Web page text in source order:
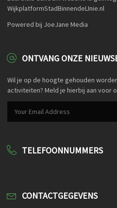
WijkplatformStadBinnendeLInie.nl
Powered bij JoeJane Media
ONTVANG ONZE
Wil je op de hoogte gehouden
activiteiten? Meld je hierbij aan voor
TELEFOONNUMMERS
CONTACTGEGEVENS